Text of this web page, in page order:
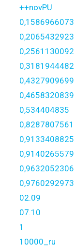
++novPU
0,1586966073
0,2065432923
0,2561130092
0,3181944482
0,4327909699
0,4658320839
0,534404835
0,8287807561
0,9133408825
0,9140265579
0,9632052306
0,9760292973
02.09
07.10
1
10000_ru